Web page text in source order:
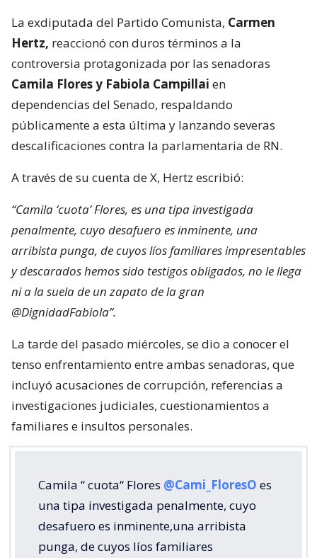
La exdiputada del Partido Comunista, Carmen
Hertz, reaccionó con duros términos a la
controversia protagonizada por las senadoras
Camila Flores y Fabiola Campillai en
dependencias del Senado, respaldando
públicamente a esta última y lanzando severas
descalificaciones contra la parlamentaria de RN.
A través de su cuenta de X, Hertz escribió:
“Camila ‘cuota’ Flores, es una tipa investigada
penalmente, cuyo desafuero es inminente, una
arribista punga, de cuyos líos familiares impresentables
y descarados hemos sido testigos obligados, no le llega
ni a la suela de un zapato de la gran
@DignidadFabiola”.
La tarde del pasado miércoles, se dio a conocer el
tenso enfrentamiento entre ambas senadoras, que
incluyó acusaciones de corrupción, referencias a
investigaciones judiciales, cuestionamientos a
familiares e insultos personales.
Camila “ cuota“ Flores @Cami_FloresO es
una tipa investigada penalmente, cuyo
desafuero es inminente,una arribista
punga, de cuyos líos familiares